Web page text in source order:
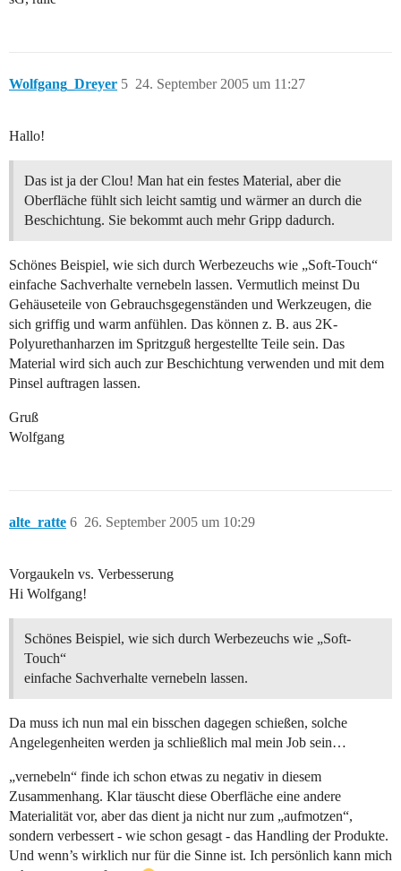
Wolfgang_Dreyer 24. September 2005 um 11:27
5
Hallo!
Das ist ja der Clou! Man hat ein festes Material, aber die
Oberfläche fühlt sich leicht samtig und wärmer an durch die
Beschichtung. Sie bekommt auch mehr Gripp dadurch.
Schönes Beispiel, wie sich durch Werbezeuchs wie „Soft-Touch“
einfache Sachverhalte vernebeln lassen. Vermutlich meinst Du
Gehäuseteile von Gebrauchsgegenständen und Werkzeugen, die
sich griffig und warm anfühlen. Das können z. B. aus 2K-
Polyurethanharzen im Spritzguß hergestellte Teile sein. Das
Material wird sich auch zur Beschichtung verwenden und mit dem
Pinsel auftragen lassen.
Gruß
Wolfgang
alte_ratte 26. September 2005 um 10:29
6
Vorgaukeln vs. Verbesserung
Hi Wolfgang!
Schönes Beispiel, wie sich durch Werbezeuchs wie „Soft-
Touch“
einfache Sachverhalte vernebeln lassen.
Da muss ich nun mal ein bisschen dagegen schießen, solche
Angelegenheiten werden ja schließlich mal mein Job sein…
„vernebeln“ finde ich schon etwas zu negativ in diesem
Zusammenhang. Klar täuscht diese Oberfläche eine andere
Materialität vor, aber das dient ja nicht nur zum „aufmotzen“,
sondern verbessert - wie schon gesagt - das Handling der Produkte.
Und wenn’s wirklich nur für die Sinne ist. Ich persönlich kann mich